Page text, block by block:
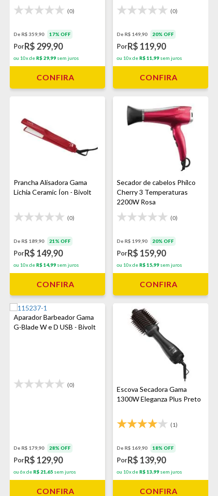
(0)
De R$ 359,90 17% OFF
PorR$ 299,90
ou 10x de R$ 29,99 sem juros
CONFIRA
(0)
De R$ 149,90 20% OFF
PorR$ 119,90
ou 10x de R$ 11,99 sem juros
CONFIRA
Prancha Alisadora Gama
Lichia Ceramic Íon - Bivolt
(0)
De R$ 189,90 21% OFF
PorR$ 149,90
ou 10x de R$ 14,99 sem juros
CONFIRA
Secador de cabelos Philco
Cherry 3 Temperaturas
2200W Rosa
(0)
De R$ 199,90 20% OFF
PorR$ 159,90
ou 10x de R$ 15,99 sem juros
CONFIRA
Aparador Barbeador Gama
G-Blade W e D USB - Bivolt
(0)
De R$ 179,90 28% OFF
PorR$ 129,90
ou 6x de R$ 21,65 sem juros
CONFIRA
Escova Secadora Gama
1300W Eleganza Plus Preto
(1)
De R$ 169,90 18% OFF
PorR$ 139,90
ou 10x de R$ 13,99 sem juros
CONFIRA